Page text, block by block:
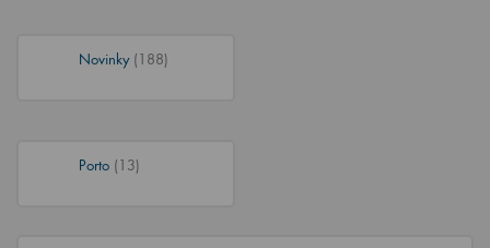
Novinky (188)
Porto (13)